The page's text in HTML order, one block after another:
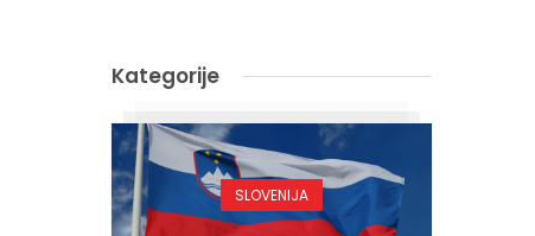
Kategorije
SLOVENIJA